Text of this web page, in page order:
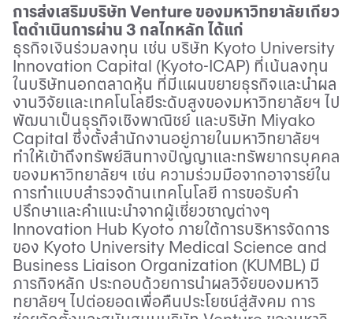
การส่งเสริมบริษัท Venture ของมหาวิทยาลัยเกียว
โตดำเนินการผ่าน 3 กลไกหลัก ได้แก่
ธุรกิจเงินร่วมลงทุน เช่น บริษัท Kyoto University
Innovation Capital (Kyoto-ICAP) ที่เน้นลงทุน
ในบริษัทนอกตลาดหุ้น ที่มีแผนขยายธุรกิจและนำผล
งานวิจัยและเทคโนโลยีระดับสูงของมหาวิทยาลัยฯ ไป
พัฒนาเป็นธุรกิจเชิงพาณิชย์ และบริษัท Miyako
Capital ซึ่งตั้งสำนักงานอยู่ภายในมหาวิทยาลัยฯ
ทำให้เข้าถึงทรัพย์สินทางปัญญาและทรัพยากรบุคคล
ของมหาวิทยาลัยฯ เช่น ความร่วมมือจากอาจารย์ใน
การทำแบบสำรวจด้านเทคโนโลยี การขอรับคำ
ปรึกษาและคำแนะนำจากผู้เชี่ยวชาญต่างๆ
Innovation Hub Kyoto ภายใต้การบริหารจัดการ
ของ Kyoto University Medical Science and
Business Liaison Organization (KUMBL) มี
ภารกิจหลัก ประกอบด้วยการนำผลวิจัยของมหาวิ
ทยาลัยฯ ไปต่อยอดเพื่อคืนประโยชน์สู่สังคม การ